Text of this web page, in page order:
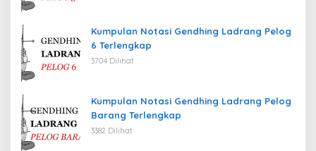
Kumpulan Notasi Gendhing Ladrang Pelog
6 Terlengkap
3704 Dilihat
Kumpulan Notasi Gendhing Ladrang Pelog
Barang Terlengkap
3382 Dilihat